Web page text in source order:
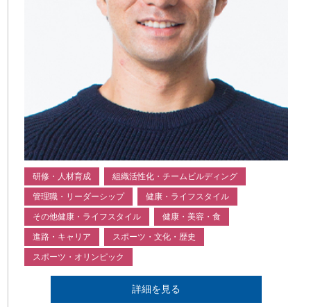
研修・人材育成 組織活性化・チームビルディング
管理職・リーダーシップ 健康・ライフスタイル
その他健康・ライフスタイル 健康・美容・食
進路・キャリア スポーツ・文化・歴史
スポーツ・オリンピック
詳細を見る